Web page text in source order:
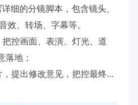
细的分镜脚本，包含镜头、
效、转场、字幕等。
控画面、表演、灯光、道
落地；
提出修改意见，把控最终视